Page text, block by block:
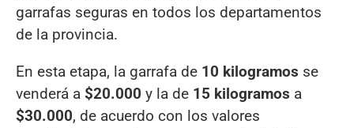
garrafas seguras en todos los departamentos
de la provincia.
En esta etapa, la garrafa de 10 kilogramos se
venderá a $20.000 y la de 15 kilogramos a
$30.000, de acuerdo con los valores